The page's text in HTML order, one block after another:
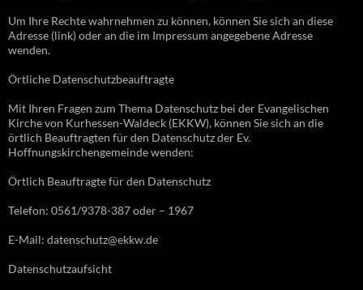
Um Ihre Rechte wahrnehmen zu können, können Sie sich an diese
Adresse (link) oder an die im Impressum angegebene Adresse
wenden.
Örtliche Datenschutzbeauftragte
Mit Ihren Fragen zum Thema Datenschutz bei der Evangelischen
Kirche von Kurhessen-Waldeck (EKKW), können Sie sich an die
örtlich Beauftragten für den Datenschutz der Ev.
Hoffnungskirchengemeinde wenden:
Örtlich Beauftragte für den Datenschutz
Telefon: 0561/9378-387 oder – 1967
E-Mail: datenschutz@ekkw.de
Datenschutzaufsicht